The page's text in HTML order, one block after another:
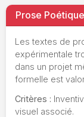
Prose
Les textes de
expérimentale
dans un projet
formelle est
Critères :
visuel associé.